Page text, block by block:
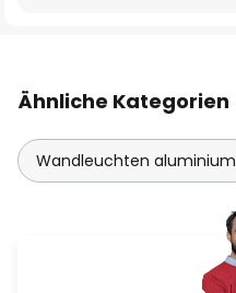
Ähnliche Kategorien
Wandleuchten aluminium